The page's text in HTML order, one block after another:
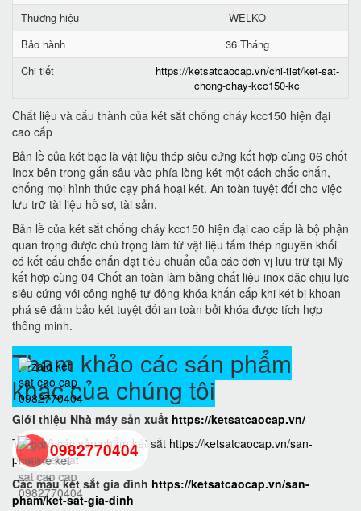
Thương hiệu
WELKO
Bảo hành
36 Tháng
Chi tiết
https://ketsatcaocap.vn/chi-tiet/ket-sat-
chong-chay-kcc150-kc
Chất liệu và cấu thành của két sắt chống cháy kcc150 hiện đại
cao cấp
Bản lề của két bạc là vật liệu thép siêu cứng kết hợp cùng 06 chốt
Inox bên trong gắn sâu vào phía lòng két một cách chắc chắn,
chống mọi hình thức cạy phá hoại két. An toàn tuyệt đối cho việc
lưu trữ tài liệu hồ sơ, tài sản.
Bản lề của két sắt chống cháy kcc150 hiện đại cao cấp là bộ phận
quan trọng được chú trọng làm từ vật liệu tấm thép nguyên khối
có kết cấu chắc chắn đạt tiêu chuẩn của các đơn vị lưu trữ tại Mỹ
kết hợp cùng 04 Chốt an toàn làm bằng chất liệu inox đặc chịu lực
siêu cứng với công nghệ tự động khóa khẩn cấp khi két bị khoan
phá sẽ đảm bảo két tuyệt đối an toàn bởi khóa được tích hợp
thông minh.
Tham khảo các sán phẩm
khác của chúng tôi
Giới thiệu Nhà máy sản xuất https://ketsatcaocap.vn/
Toàn bộ các sản phẩm két sắt https://ketsatcaocap.vn/san-
pham/ket-sat
Các mẫu két sắt gia đình https://ketsatcaocap.vn/san-
pham/ket-sat-gia-dinh
0982770404